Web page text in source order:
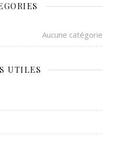
Aucune catégorie
UTILES